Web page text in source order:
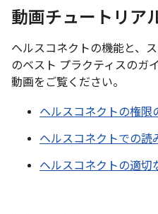
動画チュートリア
ヘルスコネクトの機能と、
のベスト プラクティスのガ
動画をご覧ください。
ヘルスコネクトの権限
ヘルスコネクトでの読
ヘルスコネクトの適切